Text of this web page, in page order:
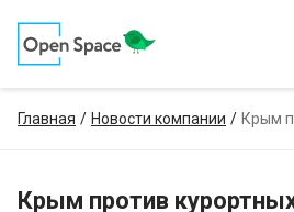
Главная Новости компании Крым
Крым против